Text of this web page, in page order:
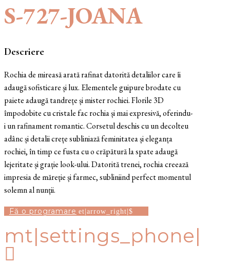
S-727-JOANA
Descriere
Rochia de mireasă arată rafinat datorită detaliilor care îi
adaugă sofisticare și lux. Elementele guipure brodate cu
paiete adaugă tandrețe și mister rochiei. Florile 3D
împodobite cu cristale fac rochia și mai expresivă, oferindu-
i un rafinament romantic. Corsetul deschis cu un decolteu
adânc și detalii crețe subliniază feminitatea și eleganța
rochiei, în timp ce fusta cu o crăpătură la spate adaugă
lejeritate și grație look-ului. Datorită trenei, rochia creează
impresia de măreție și farmec, subliniind perfect momentul
solemn al nunții.
Fă o programare
mt|settings_phone|
